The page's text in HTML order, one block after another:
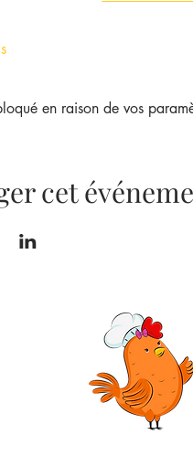
en raison de vos
cet